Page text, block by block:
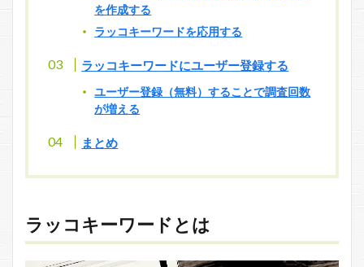
を作成する
ラッコキーワードを応用する
ラッコキーワードにユーザー登録する
ユーザー登録（無料）することで調査回数
が増える
まとめ
ラッコキーワードとは